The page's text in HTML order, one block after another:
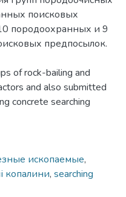
поисковых
породоохранных и 9
предпосылок.
of rock-bailing and
and also submitted
concrete searching
ископаемые,
копалини, searching